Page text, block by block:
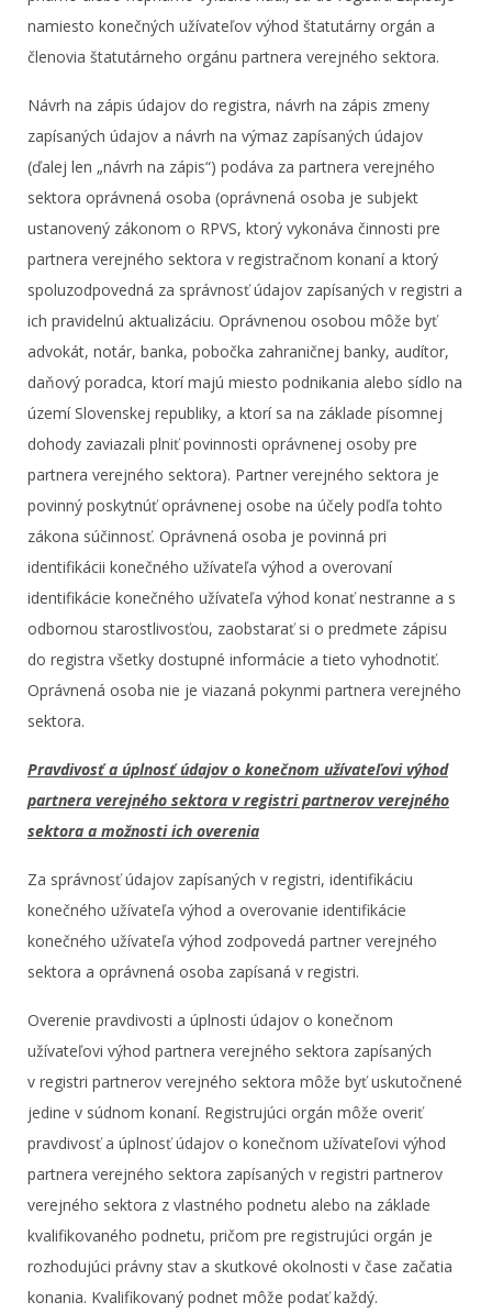
namiesto konečných užívateľov výhod štatutárny orgán a
členovia štatutárneho orgánu partnera verejného sektora.
Návrh na zápis údajov do registra, návrh na zápis zmeny
zapísaných údajov a návrh na výmaz zapísaných údajov
(ďalej len „návrh na zápis“) podáva za partnera verejného
sektora oprávnená osoba (oprávnená osoba je subjekt
ustanovený zákonom o RPVS, ktorý vykonáva činnosti pre
partnera verejného sektora v registračnom konaní a ktorý
spoluzodpovedná za správnosť údajov zapísaných v registri a
ich pravidelnú aktualizáciu. Oprávnenou osobou môže byť
advokát, notár, banka, pobočka zahraničnej banky, audítor,
daňový poradca, ktorí majú miesto podnikania alebo sídlo na
území Slovenskej republiky, a ktorí sa na základe písomnej
dohody zaviazali plniť povinnosti oprávnenej osoby pre
partnera verejného sektora). Partner verejného sektora je
povinný poskytnúť oprávnenej osobe na účely podľa tohto
zákona súčinnosť. Oprávnená osoba je povinná pri
identifikácii konečného užívateľa výhod a overovaní
identifikácie konečného užívateľa výhod konať nestranne a s
odbornou starostlivosťou, zaobstarať si o predmete zápisu
do registra všetky dostupné informácie a tieto vyhodnotiť.
Oprávnená osoba nie je viazaná pokynmi partnera verejného
sektora.
Pravdivosť a úplnosť údajov o konečnom užívateľovi výhod
partnera verejného sektora v registri partnerov verejného
sektora a možnosti ich overenia
Za správnosť údajov zapísaných v registri, identifikáciu
konečného užívateľa výhod a overovanie identifikácie
konečného užívateľa výhod zodpovedá partner verejného
sektora a oprávnená osoba zapísaná v registri.
Overenie pravdivosti a úplnosti údajov o konečnom
užívateľovi výhod partnera verejného sektora zapísaných
v registri partnerov verejného sektora môže byť uskutočnené
jedine v súdnom konaní. Registrujúci orgán môže overiť
pravdivosť a úplnosť údajov o konečnom užívateľovi výhod
partnera verejného sektora zapísaných v registri partnerov
verejného sektora z vlastného podnetu alebo na základe
kvalifikovaného podnetu, pričom pre registrujúci orgán je
rozhodujúci právny stav a skutkové okolnosti v čase začatia
konania. Kvalifikovaný podnet môže podať každý.